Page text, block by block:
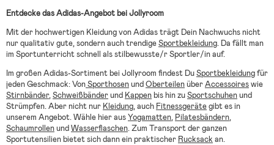
Entdecke das Adidas-Angebot bei Jollyroom
Mit der hochwertigen Kleidung von Adidas trägt Dein Nachwuchs nicht
nur qualitativ gute, sondern auch trendigeSportbekleidung. Da fällt man
im Sportunterricht schnell als stilbewusste/r Sportler/in auf.
Im großen Adidas-Sortiment bei Jollyroom findest DuSportbekleidungfür
jeden Geschmack: VonSporthosenundOberteilenüberAccessoireswie
Stirnbänder,Schweißbänderund Kappenbis hin zuSportschuhenund
Strümpfen. Aber nicht nur Kleidung, auch Fitnessgerätegibt es in
unserem Angebot. Wähle hier ausYogamatten, Pilatesbändern,
SchaumrollenundWasserflaschen. Zum Transport der ganzen
Sportutensilien bietet sich dann ein praktischer Rucksack an.